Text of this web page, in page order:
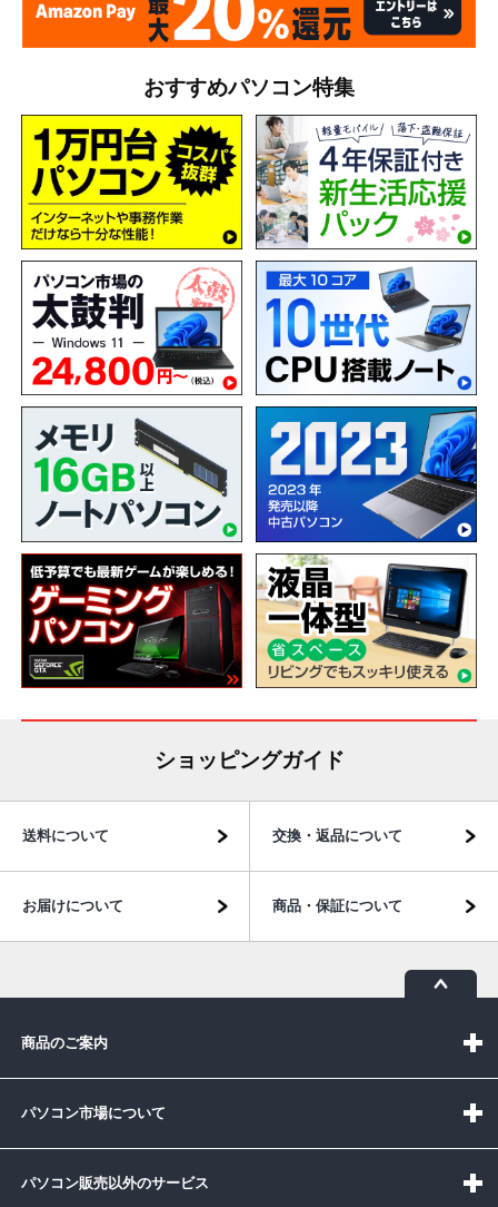
おすすめパソコン特集
ショッピングガイド
送料について 交換・返品について
お届けについて 商品・保証について
商品のご案内
パソコン市場について
パソコン販売以外のサービス